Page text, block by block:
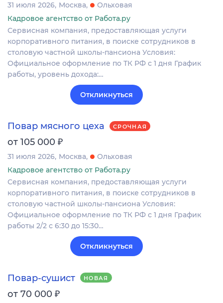
31 июля 2026 Москва
Ольховая
Кадровое агентство от Работа.ру
Сервисная компания, предоставляющая услуги
корпоративного питания, в поиске сотрудников в
столовую частной школы-пансиона Условия:
Официальное оформление по ТК РФ с 1 дня График
работы, уровень дохода:…
Откликнуться
Повар мясного цеха СРОЧНАЯ
от 105 000 ₽
31 июля 2026 Москва
Ольховая
Кадровое агентство от Работа.ру
Сервисная компания, предоставляющая услуги
корпоративного питания, в поиске сотрудников в
столовую частной школы-пансиона Условия:
Официальное оформление по ТК РФ с 1 дня График
работы 2/2 с 6:30 до 15:30…
Откликнуться
Повар-сушист НОВАЯ
от 70 000 ₽